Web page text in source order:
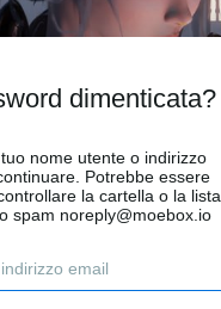
dimenticata?
nome utente o indirizzo
Potrebbe essere
la cartella o la lista
spam noreply@moebox.io